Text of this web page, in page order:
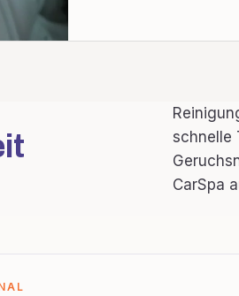
schnelle
CarSpa